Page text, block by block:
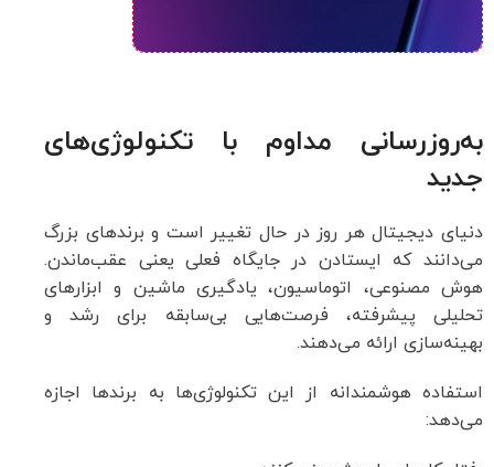
به‌روزرسانی مداوم با تکنولوژی‌های
جدید
دنیای دیجیتال هر روز در حال تغییر است و برندهای بزرگ
می‌دانند که ایستادن در جایگاه فعلی یعنی عقب‌ماندن.
هوش مصنوعی، اتوماسیون، یادگیری ماشین و ابزارهای
تحلیلی پیشرفته، فرصت‌هایی بی‌سابقه برای رشد و
بهینه‌سازی ارائه می‌دهند.
استفاده هوشمندانه از این تکنولوژی‌ها به برندها اجازه
می‌دهد: